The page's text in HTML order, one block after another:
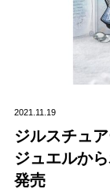
2021.11.19
ジルスチュ
ジュエルか
発売